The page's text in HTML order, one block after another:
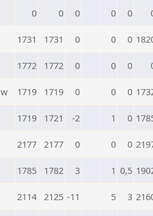
0 0 0 0 0
1731 1731 0 0 0
1772 1772 0 0 0
w 1719 1719 0 0 0
1719 1721 -2 1 0
2177 2177 0 0 0
1785 1782 3 1 0,5
2114 2125 -11 5 3